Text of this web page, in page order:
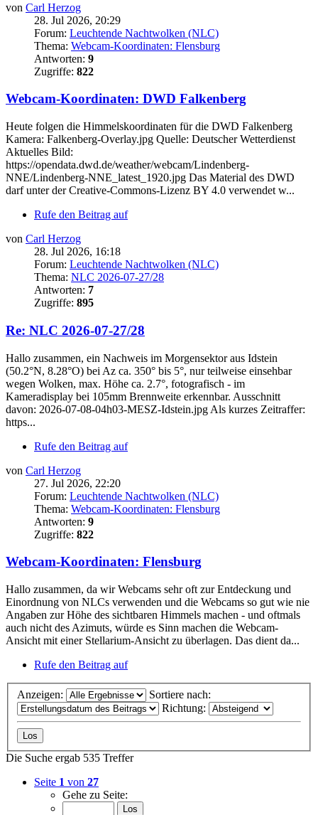
von Carl Herzog
28. Jul 2026, 20:29
Forum: Leuchtende Nachtwolken (NLC)
Thema: Webcam-Koordinaten: Flensburg
Antworten: 9
Zugriffe: 822
Webcam-Koordinaten: DWD Falkenberg
Heute folgen die Himmelskoordinaten für die DWD Falkenberg
Kamera: Falkenberg-Overlay.jpg Quelle: Deutscher Wetterdienst
Aktuelles Bild:
https://opendata.dwd.de/weather/webcam/Lindenberg-
NNE/Lindenberg-NNE_latest_1920.jpg Das Material des DWD
darf unter der Creative-Commons-Lizenz BY 4.0 verwendet w...
Rufe den Beitrag auf
von Carl Herzog
28. Jul 2026, 16:18
Forum: Leuchtende Nachtwolken (NLC)
Thema: NLC 2026-07-27/28
Antworten: 7
Zugriffe: 895
Re: NLC 2026-07-27/28
Hallo zusammen, ein Nachweis im Morgensektor aus Idstein
(50.2°N, 8.28°O) bei Az ca. 350° bis 5°, nur teilweise einsehbar
wegen Wolken, max. Höhe ca. 2.7°, fotografisch - im
Kameradisplay bei 105mm Brennweite erkennbar. Ausschnitt
davon: 2026-07-08-04h03-MESZ-Idstein.jpg Als kurzes Zeitraffer:
https...
Rufe den Beitrag auf
von Carl Herzog
27. Jul 2026, 22:20
Forum: Leuchtende Nachtwolken (NLC)
Thema: Webcam-Koordinaten: Flensburg
Antworten: 9
Zugriffe: 822
Webcam-Koordinaten: Flensburg
Hallo zusammen, da wir Webcams sehr oft zur Entdeckung und
Einordnung von NLCs verwenden und die Webcams so gut wie nie
Angaben zur Höhe des sichtbaren Himmels machen - und oftmals
auch nicht des Azimuts, würde es Sinn machen die Webcam-
Ansicht mit einer Stellarium-Ansicht zu überlagen. Das dient da...
Rufe den Beitrag auf
Anzeigen:
Sortiere nach:
Richtung:
Die Suche ergab 535 Treffer
Seite 1 von 27
Gehe zu Seite: